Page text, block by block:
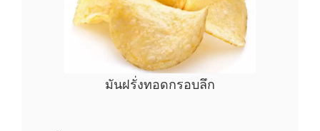
มันฝรั่งทอดกรอบลึก